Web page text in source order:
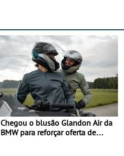
Chegou o blusão Glandon Air da
BMW para reforçar oferta de